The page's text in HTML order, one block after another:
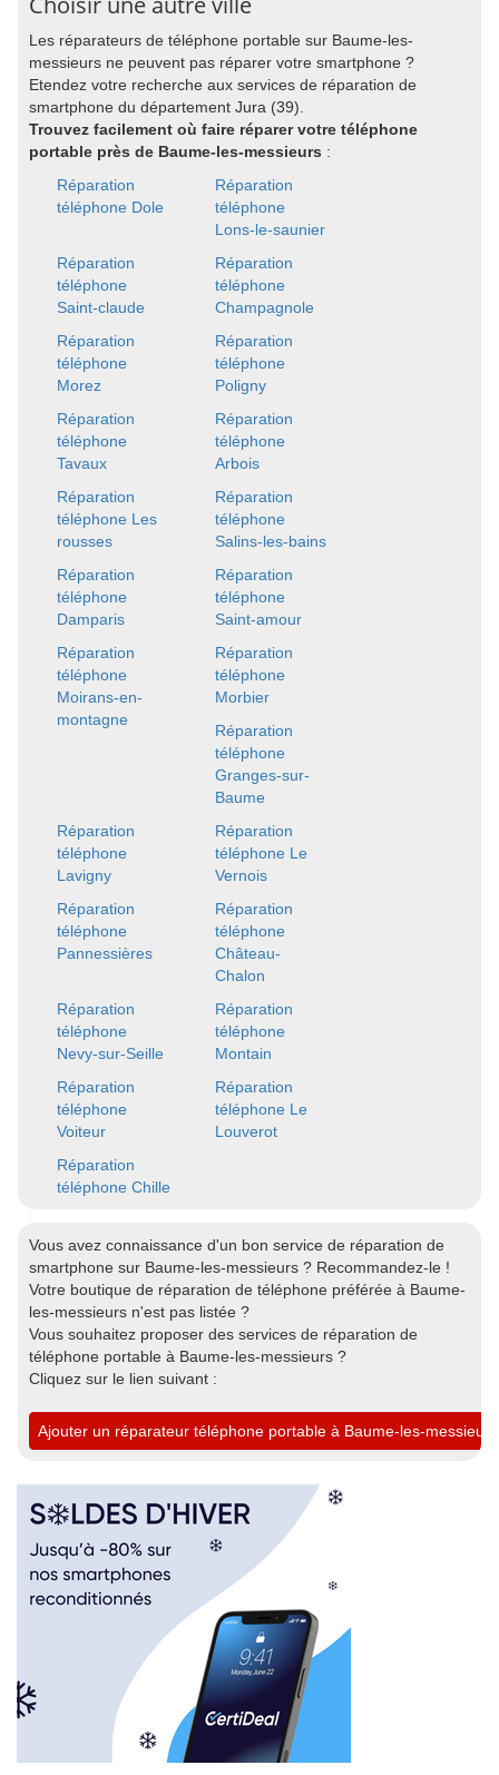
Les réparateurs de téléphone portable sur Baume-les-
messieurs ne peuvent pas réparer votre smartphone ?
Etendez votre recherche aux services de réparation de
smartphone du département Jura (39).
Trouvez facilement où faire réparer votre téléphone
portable près de Baume-les-messieurs :
Réparation
téléphone Dole
Réparation
téléphone
Lons-le-saunier
Réparation
téléphone
Saint-claude
Réparation
téléphone
Champagnole
Réparation
téléphone
Morez
Réparation
téléphone
Poligny
Réparation
téléphone
Tavaux
Réparation
téléphone
Arbois
Réparation
téléphone Les
rousses
Réparation
téléphone
Salins-les-bains
Réparation
téléphone
Damparis
Réparation
téléphone
Saint-amour
Réparation
téléphone
Moirans-en-
montagne
Réparation
téléphone
Morbier
Réparation
téléphone
Granges-sur-
Baume
Réparation
téléphone
Lavigny
Réparation
téléphone Le
Vernois
Réparation
téléphone
Pannessières
Réparation
téléphone
Château-
Chalon
Réparation
téléphone
Nevy-sur-Seille
Réparation
téléphone
Montain
Réparation
téléphone
Voiteur
Réparation
téléphone Le
Louverot
Réparation
téléphone Chille
Vous avez connaissance d'un bon service de réparation de
smartphone sur Baume-les-messieurs ? Recommandez-le !
Votre boutique de réparation de téléphone préférée à Baume-
les-messieurs n'est pas listée ?
Vous souhaitez proposer des services de réparation de
téléphone portable à Baume-les-messieurs ?
Cliquez sur le lien suivant :
Ajouter un réparateur téléphone portable à Baume-les-messieurs